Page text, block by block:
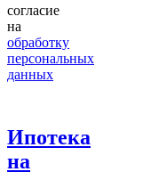
согласие
на
обработку
персональных
данных
Ипотека
на